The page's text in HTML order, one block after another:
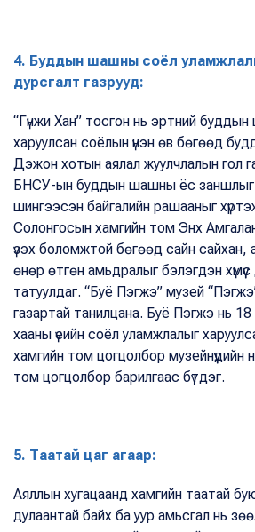
4. Буддын шашны соёл
дурсгалт газрууд:
“Гүнжи Хан” тосгон нь эртний буддын
харуулсан соёлын үнэн өв бөгөөд
Дэжон хотын аялал жуулчлалын гол
БНСУ-ын буддын шашны ёс заншлыг
шингээсэн байгалийн рашааныг
Солонгосын хамгийн том Энх
үзэх боломжтой бөгөөд сайн сайхан,
өнөр өтгөн амьдралыг бэлэгдэн
татуулдаг. “Буё Пэгжэ” музей
газартай танилцана. Буё Пэгжэ нь
хааны үеийн соёл уламжлалыг
хамгийн том цогцолбор
том цогцолбор барилгаас бүтдэг.
5. Таатай цаг агаар:
Аяллын хугацаанд хамгийн таатай
дулаантай байх ба уур амьсгал нь